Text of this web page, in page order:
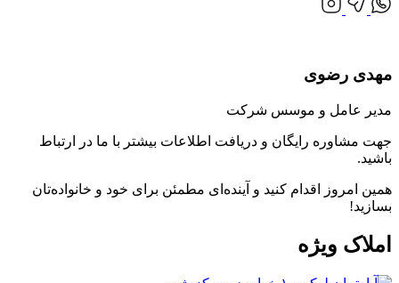
مهدی رضوی
مدیر عامل و موسس شرکت
جهت مشاوره رایگان و دریافت اطلاعات بیشتر با ما در ارتباط
باشید.
همین امروز اقدام کنید و آینده‌ای مطمئن برای خود و خانواده‌تان
بسازید!
املاک ویژه